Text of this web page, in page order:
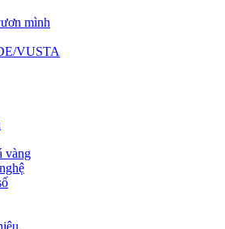
mình
VUSTA
vàng